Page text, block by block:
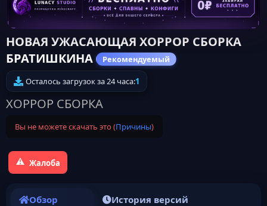
НОВАЯ УЖАСАЮЩАЯ ХОРРОР СБОРКА
БРАТИШКИНА
Рекомендуемый
Осталось загрузок за 24 часа:1
ХОРРОР СБОРКА
Вы не можете скачать это (Причины)
Жалоба
Обзор История версий